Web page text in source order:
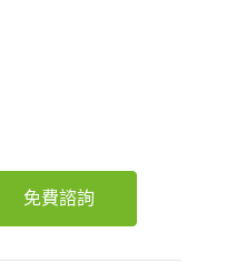
免費諮詢